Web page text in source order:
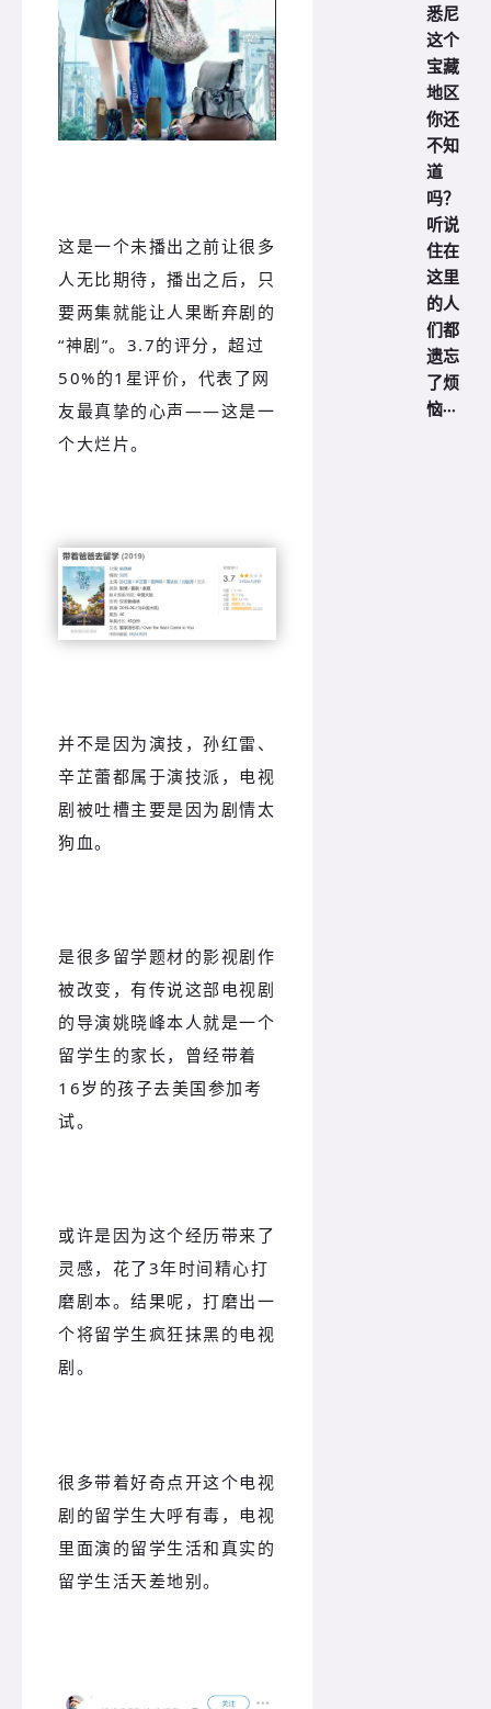
这是一个未播出之前让很多
人无比期待，播出之后，只
要两集就能让人果断弃剧的
“神剧”。3.7的评分，超过
50%的1星评价，代表了网
友最真挚的心声——这是一
个大烂片。
并不是因为演技，孙红雷、
辛芷蕾都属于演技派，电视
剧被吐槽主要是因为剧情太
狗血。
是很多留学题材的影视剧作
被改变，有传说这部电视剧
的导演姚晓峰本人就是一个
留学生的家长，曾经带着
16岁的孩子去美国参加考
试。
或许是因为这个经历带来了
灵感，花了3年时间精心打
磨剧本。结果呢，打磨出一
个将留学生疯狂抹黑的电视
剧。
很多带着好奇点开这个电视
剧的留学生大呼有毒，电视
里面演的留学生活和真实的
留学生活天差地别。
悉尼
这个
宝藏
地区
你还
不知
道
吗？
听说
住在
这里
的人
们都
遗忘
了烦
恼···